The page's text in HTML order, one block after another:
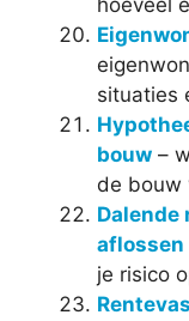
hoeveel
situaties
bouw –
de bouw
Dalende
aflossen
je risico